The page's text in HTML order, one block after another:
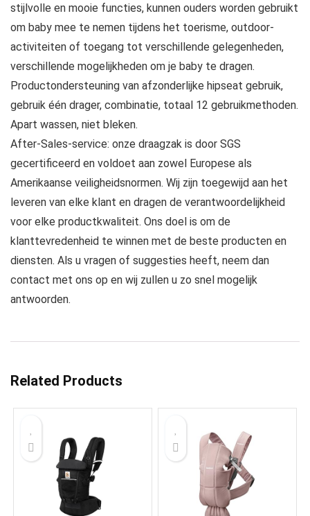
stijlvolle en mooie functies, kunnen ouders worden gebruikt
om baby mee te nemen tijdens het toerisme, outdoor-
activiteiten of toegang tot verschillende gelegenheden,
verschillende mogelijkheden om je baby te dragen.
Productondersteuning van afzonderlijke hipseat gebruik,
gebruik één drager, combinatie, totaal 12 gebruikmethoden.
Apart wassen, niet bleken.
After-Sales-service: onze draagzak is door SGS
gecertificeerd en voldoet aan zowel Europese als
Amerikaanse veiligheidsnormen. Wij zijn toegewijd aan het
leveren van elke klant en dragen de verantwoordelijkheid
voor elke productkwaliteit. Ons doel is om de
klanttevredenheid te winnen met de beste producten en
diensten. Als u vragen of suggesties heeft, neem dan
contact met ons op en wij zullen u zo snel mogelijk
antwoorden.
Related Products